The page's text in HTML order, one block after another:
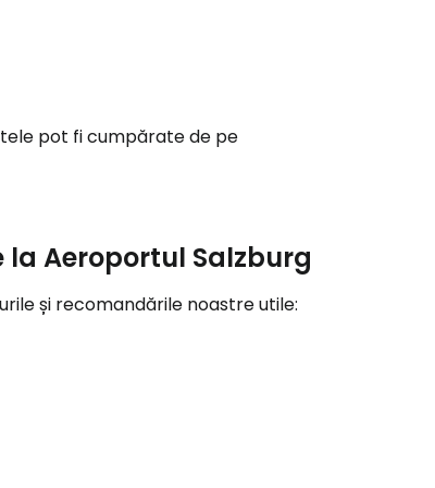
pot fi cumpărate de pe
Aeroportul Salzburg
și recomandările noastre utile:
cu Facebook